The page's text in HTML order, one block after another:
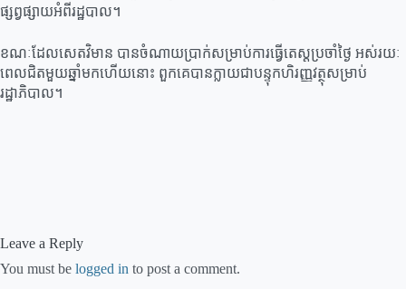
ផ្សព្វផ្សាយអំពីរដ្ឋបាល។
ខណៈដែលសេតវិមាន បានចំណាយប្រាក់សម្រាប់ការធ្វើតេស្តប្រចាំថ្ងៃ អស់រយៈ
ពេលជិតមួយឆ្នាំមកហើយនោះ ពួកគេបានក្លាយជាបន្ទុកហិរញ្ញវត្ថុសម្រាប់
រដ្ឋាភិបាល។
Leave a Reply
You must be logged in to post a comment.